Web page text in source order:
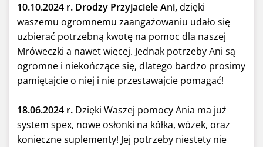
10.10.2024 r. Drodzy Przyjaciele Ani,dzięki
waszemu ogromnemu zaangażowaniu udało się
uzbierać potrzebną kwotę na pomoc dla naszej
Mróweczki a nawet więcej. Jednak potrzeby Ani są
ogromne i niekończące się, dlatego bardzo prosimy
pamiętajcie o niej i nie przestawajcie pomagać!
18.06.2024 r. Dzięki Waszej pomocy Ania ma już
system spex, nowe osłonki na kółka, wózek, oraz
konieczne suplementy! Jej potrzeby niestety nie